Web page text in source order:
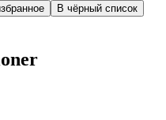
В чёрный список